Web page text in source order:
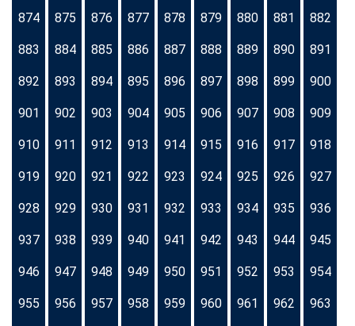
874 875 876 877 878 879 880 881 882
883 884 885 886 887 888 889 890 891
892 893 894 895 896 897 898 899 900
901 902 903 904 905 906 907 908 909
910 911 912 913 914 915 916 917 918
919 920 921 922 923 924 925 926 927
928 929 930 931 932 933 934 935 936
937 938 939 940 941 942 943 944 945
946 947 948 949 950 951 952 953 954
955 956 957 958 959 960 961 962 963